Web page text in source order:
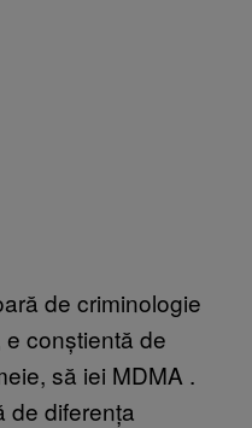
de criminologie
conștientă de
să iei MDMA .
de diferența